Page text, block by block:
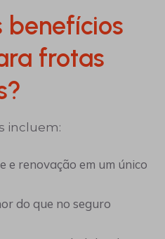
benefícios
frotas
incluem:
e renovação em um único
do que no seguro